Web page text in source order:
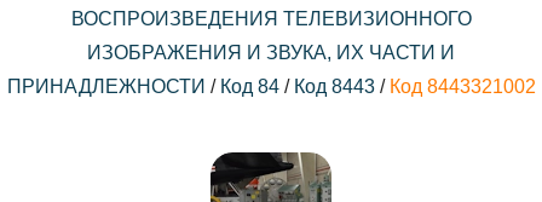
ВОСПРОИЗВЕДЕНИЯ ТЕЛЕВИЗИОННОГО
ИЗОБРАЖЕНИЯ И ЗВУКА, ИХ ЧАСТИ И
ПРИНАДЛЕЖНОСТИ / Код 84 / Код 8443 / Код 8443321002